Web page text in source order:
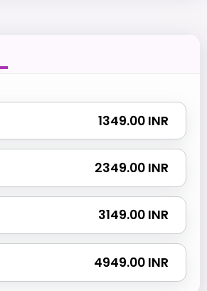
₹ 1349.00 INR
₹ 2349.00 INR
₹ 3149.00 INR
₹ 4949.00 INR